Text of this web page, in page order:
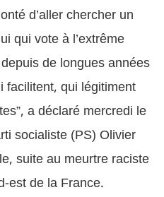
d’aller chercher un
qui vote à l’extrême
de longues années
qui légitiment
a déclaré mercredi le
socialiste (PS) Olivier
suite au meurtre raciste
est de la France.